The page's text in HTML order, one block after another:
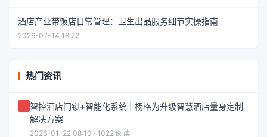
酒店产业带饭店日常管理：卫生出品服务细节实操指南
2026-07-14 18:22
热门资讯
智控酒店门锁+智能化系统 | 杨格为升级智慧酒店量身定制
解决方案
2026-01-22 08:10 · 1022 阅读